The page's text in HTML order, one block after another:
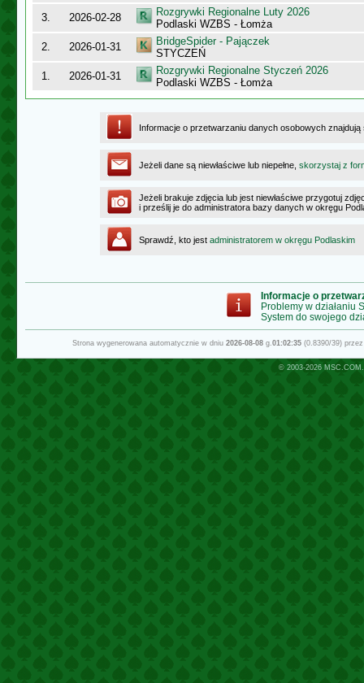
3.
2026-02-28
Rozgrywki Regionalne Luty 2026
Podlaski WZBS - Łomża
2.
2026-01-31
BridgeSpider - Pajączek
STYCZEŃ
1.
2026-01-31
Rozgrywki Regionalne Styczeń 2026
Podlaski WZBS - Łomża
Informacje o przetwarzaniu danych osobowych
Jeżeli dane są niewłaściwe lub niepełne, skorzystaj z
Jeżeli brakuje zdjęcia lub jest niewłaściwe przygotuj
i prześlij je do administratora bazy danych w okręgu
Sprawdź, kto jest administratorem w okręgu Podlaskim
Informacje o
Problemy w działaniu
System do swojego
Strona wygenerowana automatycznie w dniu 2026-08-08g.01:02:35(0.8390/39)
© 2003-2026